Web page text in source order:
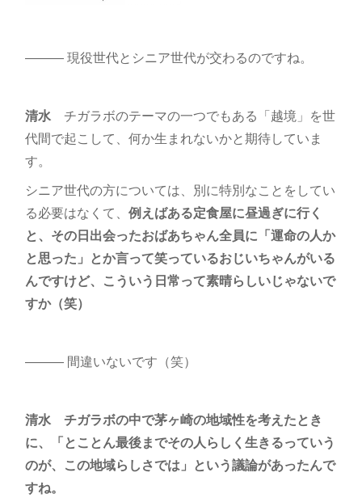
――― 現役世代とシニア世代が交わるのですね。
清水チガラボのテーマの一つでもある「越境」を世
代間で起こして、何か生まれないかと期待していま
す。
シニア世代の方については、別に特別なことをしてい
る必要はなくて、 例えばある定食屋に昼過ぎに行く
と、その日出会ったおばあちゃん全員に「運命の人か
と思った」とか言って笑っているおじいちゃんがいる
んですけど、こういう日常って素晴らしいじゃないで
すか（笑）
――― 間違いないです（笑）
清水
チガラボの中で茅ヶ崎の地域性を考えたとき
に、「とことん最後までその人らしく生きるっていう
のが、この地域らしさでは」という議論があったんで
すね。